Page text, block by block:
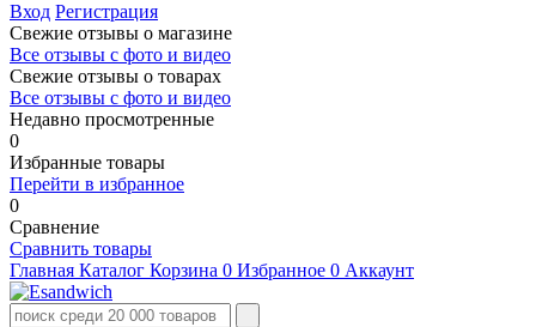
Вход Регистрация
Свежие отзывы о магазине
Все отзывы с фото и видео
Свежие отзывы о товарах
Все отзывы c фото и видео
Недавно просмотренные
0
Избранные товары
Перейти в избранное
0
Сравнение
Сравнить товары
Главная Каталог Корзина 0 Избранное 0 Аккаунт